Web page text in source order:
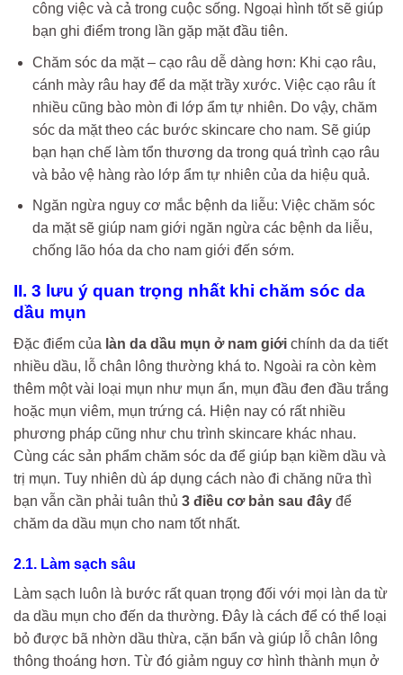
công việc và cả trong cuộc sống. Ngoại hình tốt sẽ giúp
bạn ghi điểm trong lần gặp mặt đầu tiên.
Chăm sóc da mặt – cạo râu dễ dàng hơn: Khi cạo râu,
cánh mày râu hay để da mặt trầy xước. Việc cạo râu ít
nhiều cũng bào mòn đi lớp ẩm tự nhiên. Do vậy, chăm
sóc da mặt theo các bước skincare cho nam. Sẽ giúp
bạn hạn chế làm tổn thương da trong quá trình cạo râu
và bảo vệ hàng rào lớp ẩm tự nhiên của da hiệu quả.
Ngăn ngừa nguy cơ mắc bệnh da liễu: Việc chăm sóc
da mặt sẽ giúp nam giới ngăn ngừa các bệnh da liễu,
chống lão hóa da cho nam giới đến sớm.
II. 3 lưu ý quan trọng nhất khi chăm sóc da
dầu mụn
Đặc điểm của làn da dầu mụn ở nam giới chính da da tiết
nhiều dầu, lỗ chân lông thường khá to. Ngoài ra còn kèm
thêm một vài loại mụn như mụn ẩn, mụn đầu đen đầu trắng
hoặc mụn viêm, mụn trứng cá. Hiện nay có rất nhiều
phương pháp cũng như chu trình skincare khác nhau.
Cùng các sản phẩm chăm sóc da để giúp bạn kiềm dầu và
trị mụn. Tuy nhiên dù áp dụng cách nào đi chăng nữa thì
bạn vẫn cần phải tuân thủ 3 điều cơ bản sau đây để
chăm da dầu mụn cho nam tốt nhất.
2.1. Làm sạch sâu
Làm sạch luôn là bước rất quan trọng đối với mọi làn da từ
da dầu mụn cho đến da thường. Đây là cách để có thể loại
bỏ được bã nhờn dầu thừa, cặn bẩn và giúp lỗ chân lông
thông thoáng hơn. Từ đó giảm nguy cơ hình thành mụn ở